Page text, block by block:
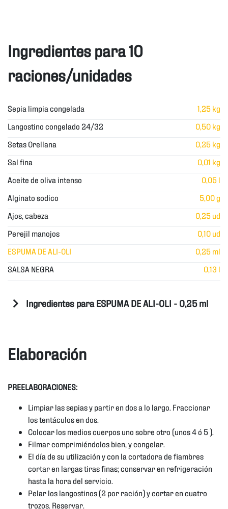
Ingredientes para 10
raciones/unidades
Sepia limpia congelada
1,25 kg
Langostino congelado 24/32
0,50 kg
Setas Orellana
0,25 kg
Sal fina
0,01 kg
Aceite de oliva intenso
0,05 l
Alginato sodico
5,00 g
Ajos, cabeza
0,25 ud
Perejil manojos
0,10 ud
ESPUMA DE ALI-OLI
0,25 ml
SALSA NEGRA
0,13 l
Ingredientes para ESPUMA DE ALI-OLI - 0,25 ml
Elaboración
PREELABORACIONES:
Limpiar las sepias y partir en dos a lo largo. Fraccionar
los tentáculos en dos.
Colocar los medios cuerpos uno sobre otro (unos 4 ó 5 ).
Filmar comprimiéndolos bien, y congelar.
El día de su utilización y con la cortadora de fiambres
cortar en largas tiras finas; conservar en refrigeración
hasta la hora del servicio.
Pelar los langostinos (2 por ración) y cortar en cuatro
trozos. Reservar.